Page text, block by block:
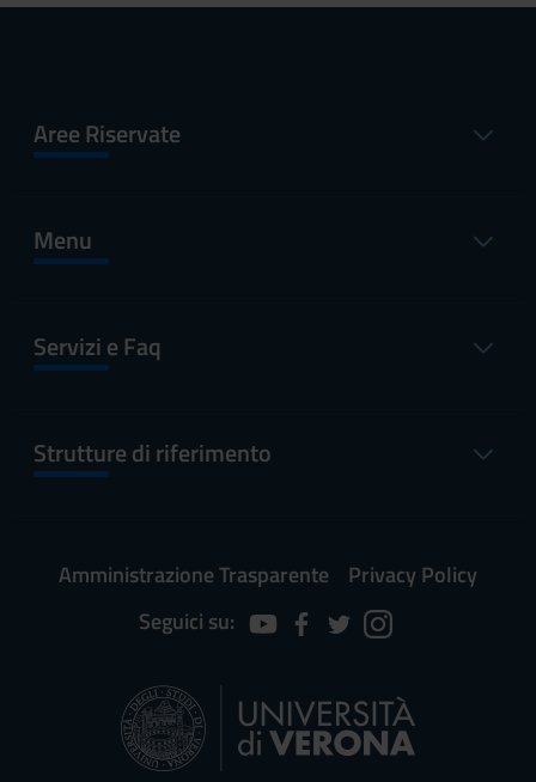
Aree Riservate
Menu
Servizi e Faq
Strutture di riferimento
Amministrazione Trasparente
Privacy Policy
Seguici su: